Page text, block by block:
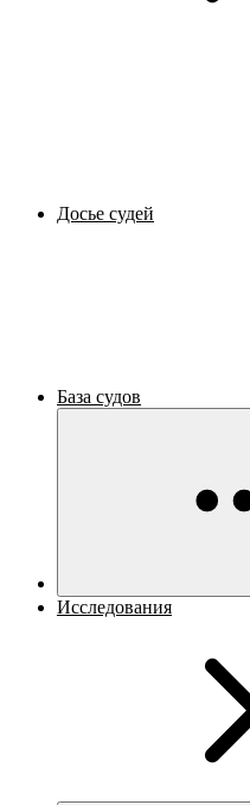
Досье судей
База судов
Исследования